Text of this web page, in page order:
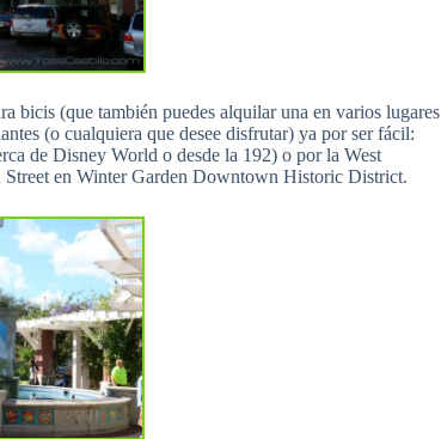
bicis (que también puedes alquilar una en varios lugares
(o cualquiera que desee disfrutar) ya por ser fácil:
de Disney World o desde la 192) o por la West
en Winter Garden Downtown Historic District.